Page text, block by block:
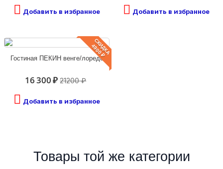
Добавить в избранное Добавить в избранное
СКИДКА
4900 ₽
Гостиная ПЕКИН венге/лоредо
16 300 ₽ 21200 ₽
Добавить в избранное
Товары той же категории